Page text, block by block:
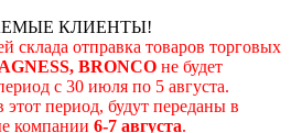
КЛИЕНТЫ!
склада отправка товаров торговых
BRONCOне будет
c 30 июля по 5 августа.
этот период, будут переданы в
компании 6-7 августа.